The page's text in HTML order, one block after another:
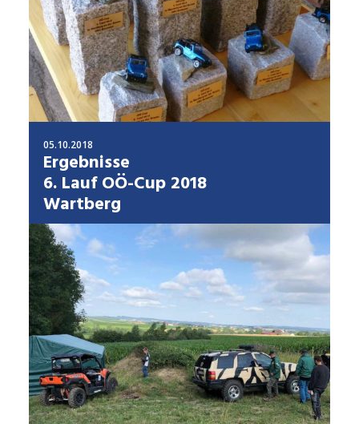
05.10.2018
Ergebnisse
6. Lauf OÖ-Cup 2018
Wartberg